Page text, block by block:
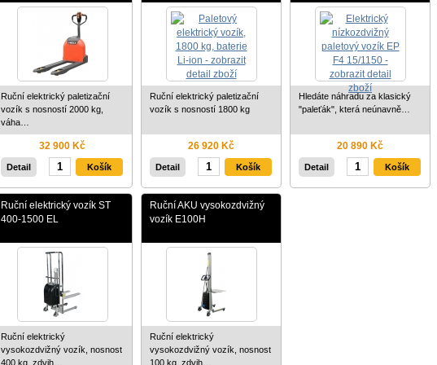
Ruční elektrický paletizační
vozík s nosností 2000 kg,
váha…
32 900 Kč
Detail
Ruční elektrický paletizační
vozík s nosností 1800 kg
26 920 Kč
Detail
Hledáte náhradu za klasický
"paleťák", která neúnavně…
20 890 Kč
Detail
Ruční elektrický vozík ST
400-1500 EL
Ruční elektrický
vysokozdvižný vozík, nosnost
400 kg, zdvih…
Ruční AKU vysokozdvižný
vozík E100H
Ruční elektrický
vysokozdvižný vozík, nosnost
100 kg, zdvih…